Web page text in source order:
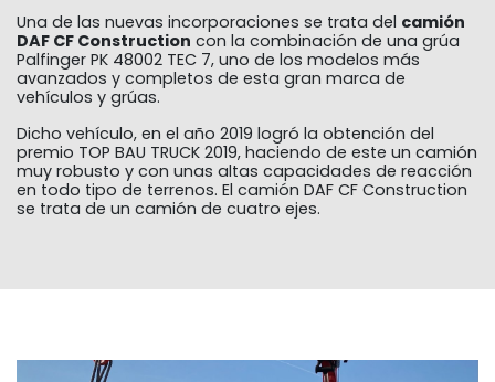
Una de las nuevas incorporaciones se trata del camión
DAF CF Construction con la combinación de una grúa
Palfinger PK 48002 TEC 7, uno de los modelos más
avanzados y completos de esta gran marca de
vehículos y grúas.
Dicho vehículo, en el año 2019 logró la obtención del
premio TOP BAU TRUCK 2019, haciendo de este un camión
muy robusto y con unas altas capacidades de reacción
en todo tipo de terrenos. El camión DAF CF Construction
se trata de un camión de cuatro ejes.